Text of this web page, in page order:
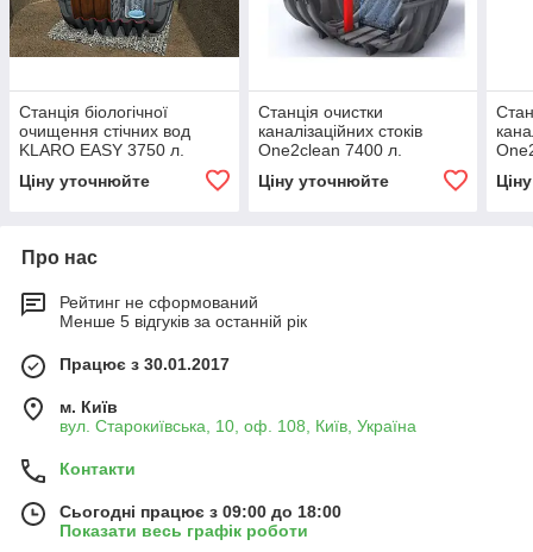
Станція біологічної
очищення стічних вод
KLARO EASY 3750 л.
(біосептик) однокамерна
до 6-8 осіб
Ціну уточнюйте
Станція очистки
каналізаційних стоків
One2clean 7400 л.
(біосептик) двокамерна до
10 осіб
Ціну уточнюйте
для
Про нас
Рейтинг не сформований
Менше 5 відгуків за останній рік
Працює з 30.01.2017
м. Київ
вул. Старокиївська, 10, оф. 108, Київ, Україна
Контакти
Сьогодні працює з 09:00 до 18:00
Показати весь графік роботи